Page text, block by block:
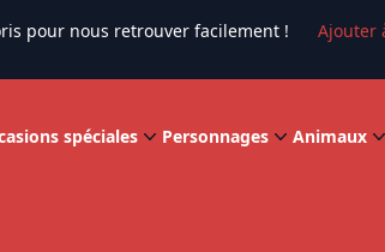
pour nous retrouver facilement ! Ajouter
spéciales Personnages Animaux